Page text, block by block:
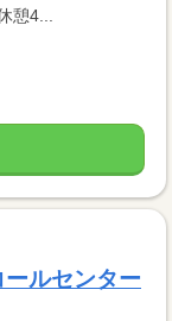
憩4...
ルセンター